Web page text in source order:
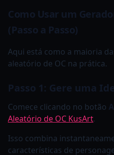
Como Usar um
(Passo a Passo)
Aqui está como a maioria
aleatório de OC na prática.
Passo 1: Gere uma
Comece clicando no botão
Aleatório de OC KusArt.
Isso combina
características de